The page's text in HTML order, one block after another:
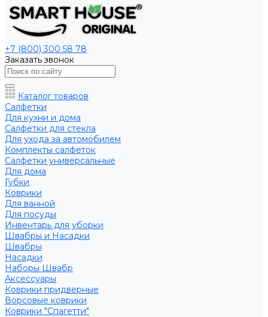
+7 (800) 300 58 78
Заказать звонок
Каталог товаров
Салфетки
Для кухни и дома
Салфетки для стекла
Для ухода за автомобилем
Комплекты салфеток
Салфетки универсальные
Для дома
Губки
Коврики
Для ванной
Для посуды
Инвентарь для уборки
Швабры и Насадки
Швабры
Насадки
Наборы Швабр
Аксессуары
Коврики придверные
Ворсовые коврики
Коврики "Спагетти"